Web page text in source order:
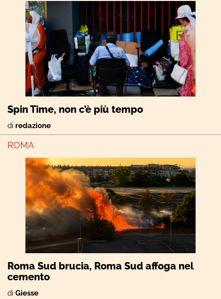
Spin Time, non c’è più tempo
di redazione
ROMA
Roma Sud brucia, Roma Sud affoga nel
cemento
di Giesse